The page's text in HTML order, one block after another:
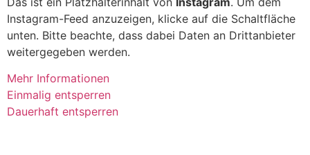
Instagram-Feed anzuzeigen, klicke auf die Schaltfläche
unten. Bitte beachte, dass dabei Daten an Drittanbieter
weitergegeben werden.
Mehr Informationen
Einmalig entsperren
Dauerhaft entsperren